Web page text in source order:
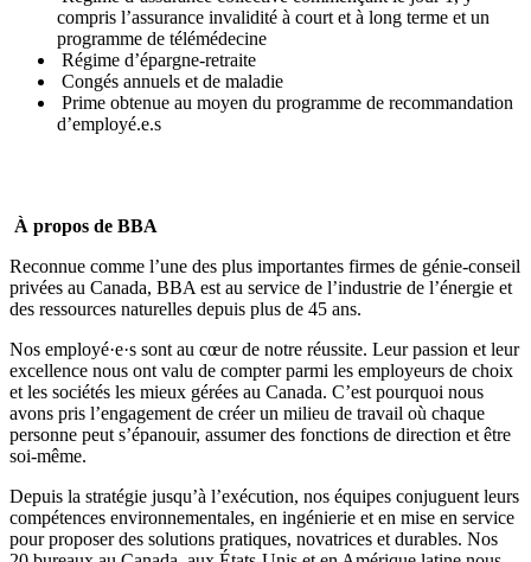
compris l’assurance invalidité à court et à long terme et un
programme de télémédecine
Régime d’épargne-retraite
Congés annuels et de maladie
Prime obtenue au moyen du programme de recommandation
d’employé.e.s
À propos de BBA
Reconnue comme l’une des plus importantes firmes de génie-conseil
privées au Canada, BBA est au service de l’industrie de l’énergie et
des ressources naturelles depuis plus de 45 ans.
Nos employé·e·s sont au cœur de notre réussite. Leur passion et leur
excellence nous ont valu de compter parmi les employeurs de choix
et les sociétés les mieux gérées au Canada. C’est pourquoi nous
avons pris l’engagement de créer un milieu de travail où chaque
personne peut s’épanouir, assumer des fonctions de direction et être
soi-même.
Depuis la stratégie jusqu’à l’exécution, nos équipes conjuguent leurs
compétences environnementales, en ingénierie et en mise en service
pour proposer des solutions pratiques, novatrices et durables. Nos